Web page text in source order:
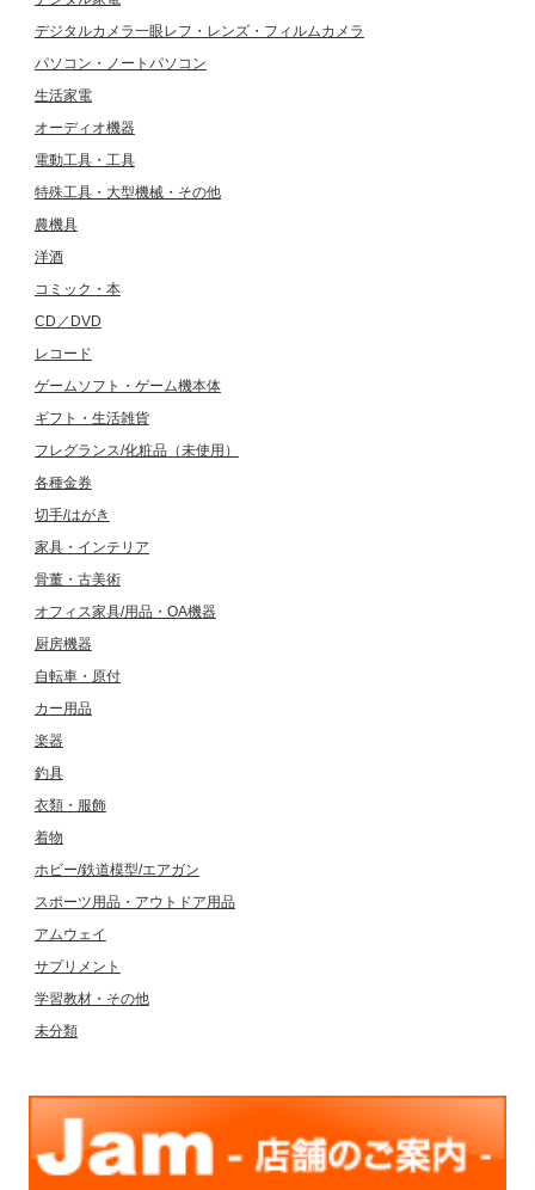
デジタルカメラ一眼レフ・レンズ・フィルムカメラ
パソコン・ノートパソコン
生活家電
オーディオ機器
電動工具・工具
特殊工具・大型機械・その他
農機具
洋酒
コミック・本
CD／DVD
レコード
ゲームソフト・ゲーム機本体
ギフト・生活雑貨
フレグランス/化粧品（未使用）
各種金券
切手/はがき
家具・インテリア
骨董・古美術
オフィス家具/用品・OA機器
厨房機器
自転車・原付
カー用品
楽器
釣具
衣類・服飾
着物
ホビー/鉄道模型/エアガン
スポーツ用品・アウトドア用品
アムウェイ
サプリメント
学習教材・その他
未分類